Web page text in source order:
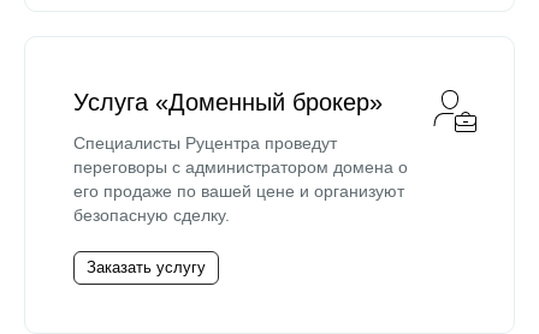
Услуга «Доменный брокер»
Специалисты Руцентра проведут
переговоры с администратором домена о
его продаже по вашей цене и организуют
безопасную сделку.
Заказать услугу